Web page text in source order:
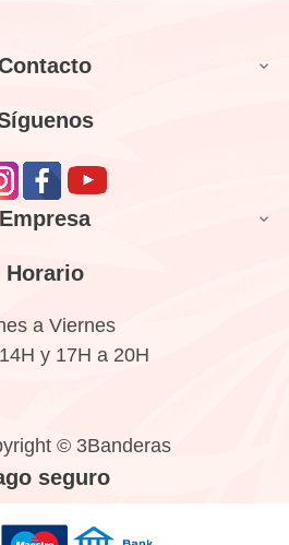

Empresa 
Horario
a Viernes
y 17H a 20H
© 3Banderas
seguro